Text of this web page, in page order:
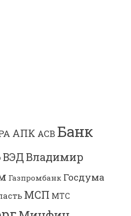
АПК АСВ Банк
ВЭДВладимир
Газпромбанк Госдума
МСП МТС